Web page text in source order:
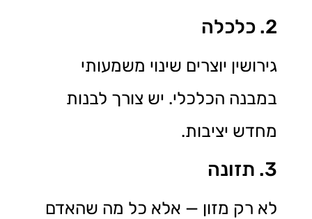
2. כלכלה
גירושין יוצרים שינוי משמעותי
במבנה הכלכלי. יש צורך לבנות
מחדש יציבות.
3. תזונה
לא רק מזון — אלא כל מה שהאדם